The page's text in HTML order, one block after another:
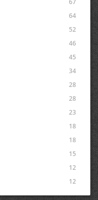
67
64
52
46
45
34
28
28
23
18
18
15
12
12